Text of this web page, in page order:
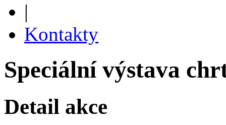
|
Kontakty
Speciální výstava
Detail akce